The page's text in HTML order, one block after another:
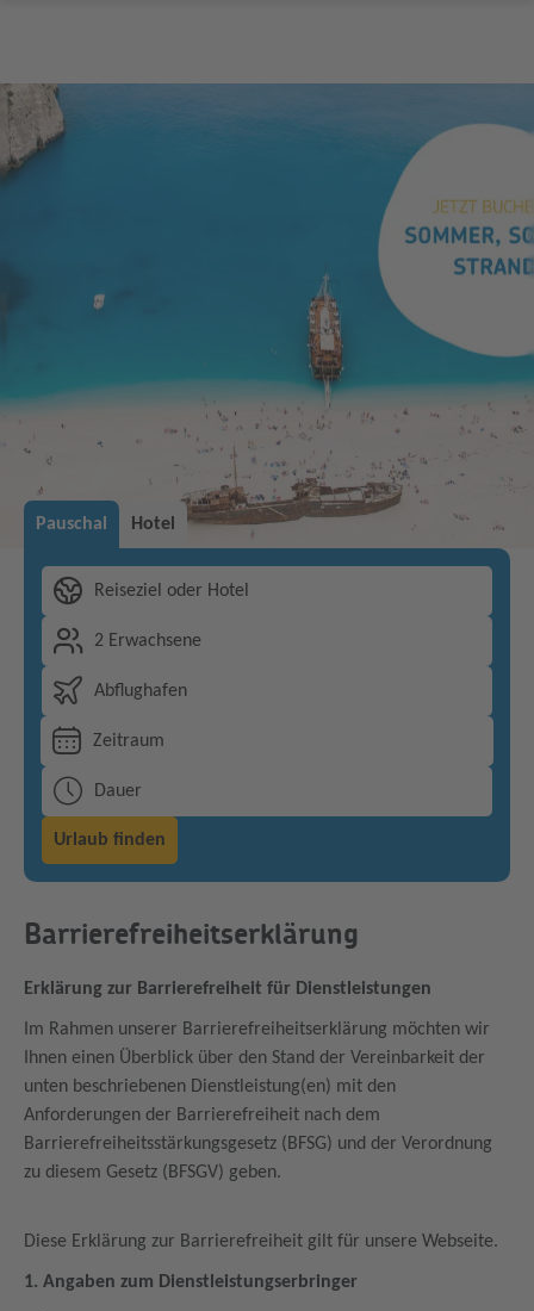
Pauschal Hotel
Reiseziel oder Hotel
2 Erwachsene
Abflughafen
Zeitraum
Dauer
Urlaub finden
Barrierefreiheitserklärung
Erklärung zur Barrierefreiheit für Dienstleistungen
Im Rahmen unserer Barrierefreiheitserklärung möchten wir
Ihnen einen Überblick über den Stand der Vereinbarkeit der
unten beschriebenen Dienstleistung(en) mit den
Anforderungen der Barrierefreiheit nach dem
Barrierefreiheitsstärkungsgesetz (BFSG) und der Verordnung
zu diesem Gesetz (BFSGV) geben.
Diese Erklärung zur Barrierefreiheit gilt für unsere Webseite.
1. Angaben zum Dienstleistungserbringer